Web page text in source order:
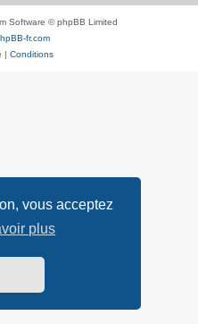
vous acceptez
plus
Software © phpBB Limited
fr.com
| Conditions